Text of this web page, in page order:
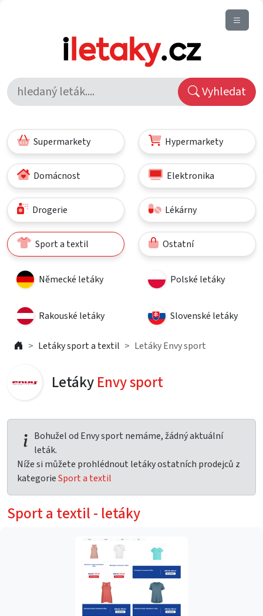
Vyhledat
Supermarkety Hypermarkety
Domácnost Elektronika
Drogerie Lékárny
Sport a textil Ostatní
Německé letáky Polské letáky
Rakouské letáky Slovenské letáky
Letáky sport a textil Letáky Envy sport
LetákyEnvy sport
Bohužel od Envy sport nemáme, žádný aktuální
leták.
Níže si můžete prohlédnout letáky ostatních prodejců z
kategorieSport a textil
Sport a textil - letáky